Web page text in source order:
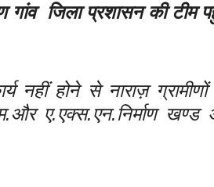
गांव जिला प्रशासन की टीम
होने से नाराज़
ए.एक्स.एन.निर्माण खण्ड